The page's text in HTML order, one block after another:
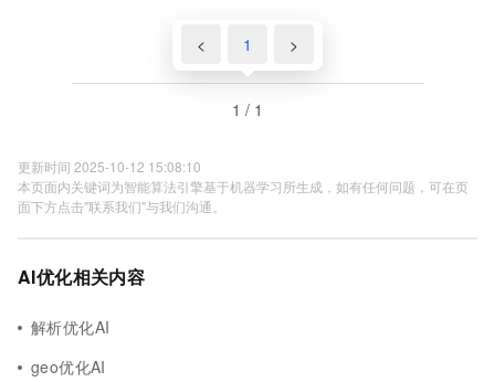
< 1 >
1 / 1
更新时间 2025-10-12 15:08:10
本页面内关键词为智能算法引擎基于机器学习所生成，如有任何问题，可在页
面下方点击"联系我们"与我们沟通。
AI优化相关内容
解析优化AI
geo优化AI